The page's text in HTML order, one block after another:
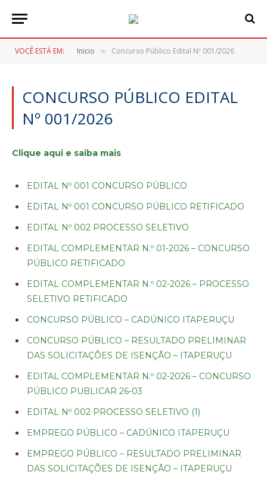
VOCÊ ESTÁ EM: Inicio » Concurso Público Edital Nº 001/2026
CONCURSO PÚBLICO EDITAL
Nº 001/2026
Clique aqui e saiba mais
EDITAL Nº 001 CONCURSO PÚBLICO
EDITAL Nº 001 CONCURSO PÚBLICO RETIFICADO
EDITAL Nº 002 PROCESSO SELETIVO
EDITAL COMPLEMENTAR N.º 01-2026 – CONCURSO
PÚBLICO RETIFICADO
EDITAL COMPLEMENTAR N.º 02-2026 – PROCESSO
SELETIVO RETIFICADO
CONCURSO PÚBLICO – CADÚNICO ITAPERUÇU
CONCURSO PÚBLICO – RESULTADO PRELIMINAR
DAS SOLICITAÇÕES DE ISENÇÃO – ITAPERUÇU
EDITAL COMPLEMENTAR N.º 02-2026 – CONCURSO
PÚBLICO PUBLICAR 26-03
EDITAL Nº 002 PROCESSO SELETIVO (1)
EMPREGO PÚBLICO – CADÚNICO ITAPERUÇU
EMPREGO PÚBLICO – RESULTADO PRELIMINAR
DAS SOLICITAÇÕES DE ISENÇÃO – ITAPERUÇU